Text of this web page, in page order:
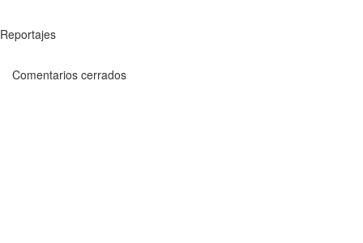
Reportajes
Comentarios cerrados